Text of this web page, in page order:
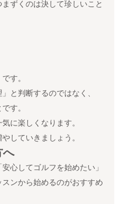
ずくのは決して珍しいこと
す。
と判断するのではなく、
す。
に楽しくなります。
していきましょう。
へ
心してゴルフを始めたい」
ンから始めるのがおすすめ